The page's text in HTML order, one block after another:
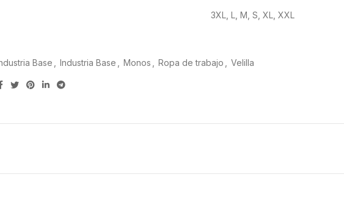
3XL, L, M, S, XL, XXL
Base Industria Base Monos Ropa de trabajo Velilla